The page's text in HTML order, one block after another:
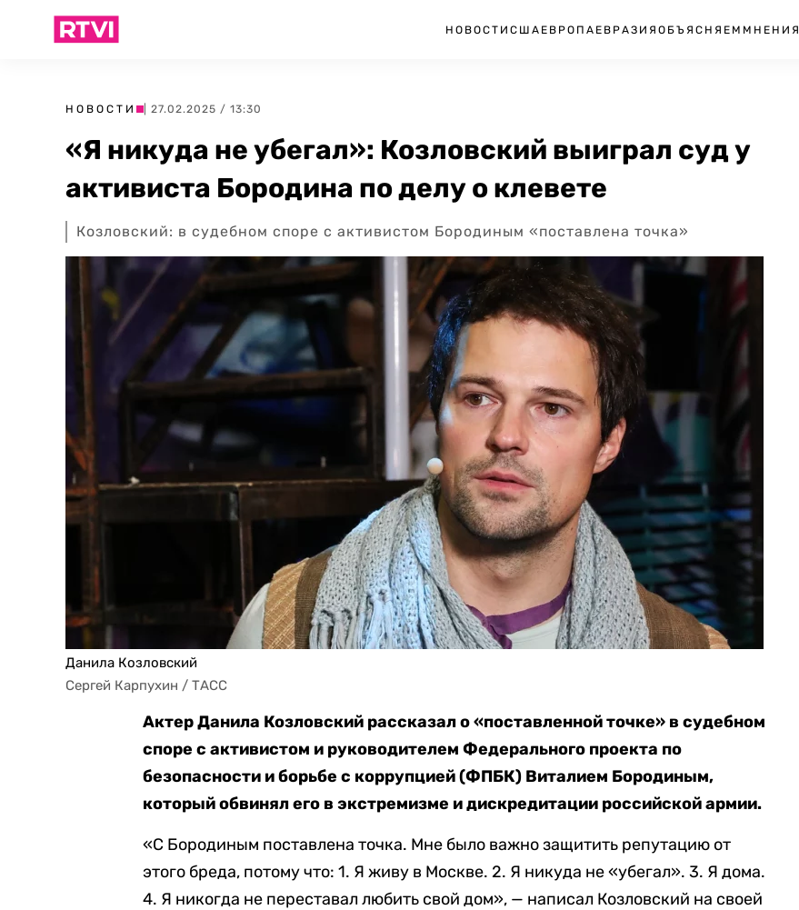
НОВОСТИ США ЕВРОПА ЕВРАЗИЯ ОБЪЯСНЯЕМ МНЕНИЯ
НОВОСТИ | 27.02.2025 / 13:30
«Я никуда не убегал»: Козловский выиграл суд у
активиста Бородина по делу о клевете
Козловский: в судебном споре с активистом Бородиным «поставлена точка»
Данила Козловский
Сергей Карпухин / ТАСС
Актер Данила Козловский рассказал о «поставленной точке» в судебном
споре с активистом и руководителем Федерального проекта по
безопасности и борьбе с коррупцией (ФПБК) Виталием Бородиным,
который обвинял его в экстремизме и дискредитации российской армии.
«С Бородиным поставлена точка. Мне было важно защитить репутацию от
этого бреда, потому что: 1. Я живу в Москве. 2. Я никуда не «убегал». 3. Я дома.
4. Я никогда не переставал любить свой дом», — написал Козловский на своей